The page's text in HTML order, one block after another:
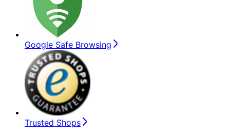
Google Safe Browsing
Trusted Shops